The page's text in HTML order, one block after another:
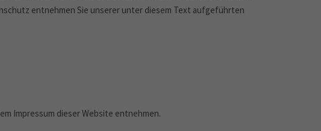
entnehmen Sie unserer unter diesem Text aufgeführten
Impressum dieser Website entnehmen.